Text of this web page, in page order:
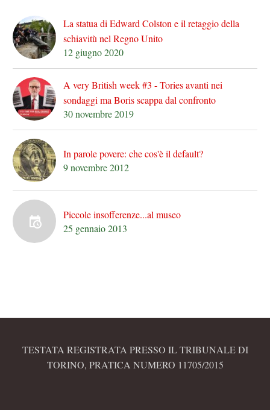
La statua di Edward Colston e il retaggio della
schiavitù nel Regno Unito
12 giugno 2020
A very British week #3 - Tories avanti nei
sondaggi ma Boris scappa dal confronto
30 novembre 2019
In parole povere: che cos'è il default?
9 novembre 2012
Piccole insofferenze...al museo
25 gennaio 2013
TESTATA REGISTRATA PRESSO IL TRIBUNALE DI
TORINO, PRATICA NUMERO 11705/2015